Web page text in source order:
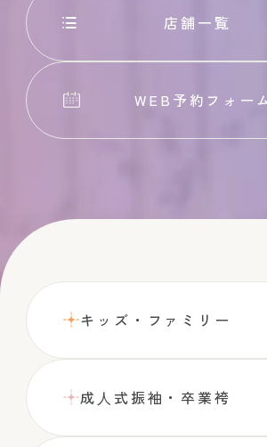
店舗一覧
WEB予約フォー
キッズ・ファミリー
成⼈式振袖・卒業袴